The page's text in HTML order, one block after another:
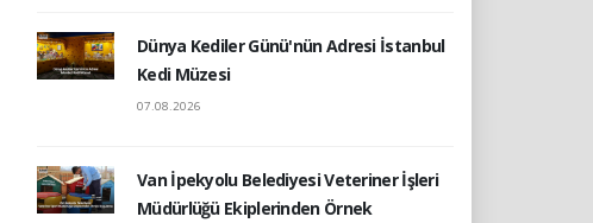
Dünya Kediler Günü'nün Adresi İstanbul
Kedi Müzesi
07.08.2026
Van İpekyolu Belediyesi Veteriner İşleri
Müdürlüğü Ekiplerinden Örnek